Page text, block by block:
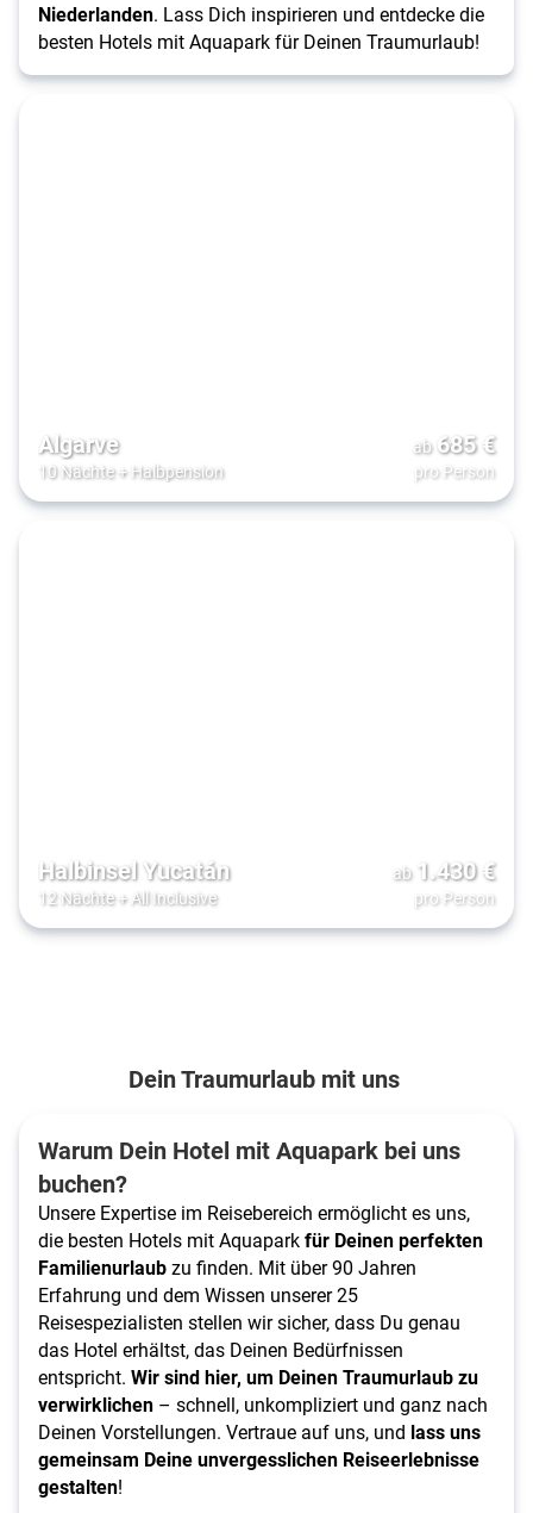
Niederlanden. Lass Dich inspirieren und entdecke die
besten Hotels mit Aquapark für Deinen Traumurlaub!
Algarve
10 Nächte+ Halbpension
ab 685€
pro Person
Halbinsel Yucatán
12 Nächte+ All Inclusive
ab 1.430€
pro Person
Dein Traumurlaub mit uns
Warum Dein Hotel mit Aquapark bei uns
buchen?
Unsere Expertise im Reisebereich ermöglicht es uns,
die besten Hotels mit Aquaparkfür Deinen perfekten
Familienurlaubzu finden. Mit über 90 Jahren
Erfahrung und dem Wissen unserer 25
Reisespezialisten stellen wir sicher, dass Du genau
das Hotel erhältst, das Deinen Bedürfnissen
entspricht. Wir sind hier, um Deinen Traumurlaub zu
verwirklichen – schnell, unkompliziert und ganz nach
Deinen Vorstellungen. Vertraue auf uns, und lass uns
gemeinsam Deine unvergesslichen Reiseerlebnisse
gestalten!